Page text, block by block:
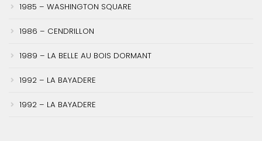
1985 – WASHINGTON SQUARE
1986 – CENDRILLON
1989 – LA BELLE AU BOIS DORMANT
1992 – LA BAYADERE
1992 – LA BAYADERE